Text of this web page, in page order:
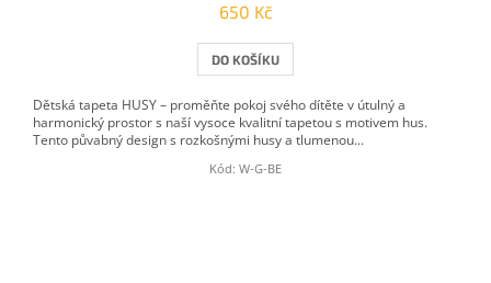
650 Kč
DO KOŠÍKU
Dětská tapeta HUSY – proměňte pokoj svého dítěte v útulný a
harmonický prostor s naší vysoce kvalitní tapetou s motivem hus.
Tento půvabný design s rozkošnými husy a tlumenou...
Kód: W-G-BE